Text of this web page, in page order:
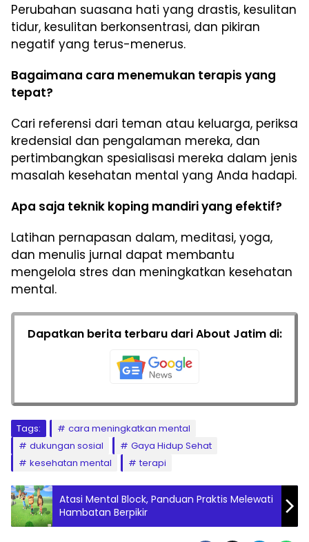
Perubahan suasana hati yang drastis, kesulitan
tidur, kesulitan berkonsentrasi, dan pikiran
negatif yang terus-menerus.
Bagaimana cara menemukan terapis yang
tepat?
Cari referensi dari teman atau keluarga, periksa
kredensial dan pengalaman mereka, dan
pertimbangkan spesialisasi mereka dalam jenis
masalah kesehatan mental yang Anda hadapi.
Apa saja teknik koping mandiri yang efektif?
Latihan pernapasan dalam, meditasi, yoga,
dan menulis jurnal dapat membantu
mengelola stres dan meningkatkan kesehatan
mental.
Dapatkan berita terbaru dari About Jatim di:
Tags:
cara meningkatkan mental
dukungan sosial
Gaya Hidup Sehat
kesehatan mental
terapi
Atasi Mental Block, Panduan Praktis Melewati
Hambatan Berpikir